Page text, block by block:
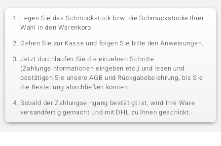
Legen Sie das Schmuckstück bzw. die Schmuckstücke Ihrer
Wahl in den Warenkorb.
Gehen Sie zur Kasse und folgen Sie bitte den Anweisungen.
Jetzt durchlaufen Sie die einzelnen Schritte
(Zahlungsinformationen eingeben etc.) und lesen und
bestätigen Sie unsere AGB und Rückgabebelehrung, bis Sie
die Bestellung abschließen können.
Sobald der Zahlungseingang bestätigt ist, wird Ihre Ware
versandfertig gemacht und mit DHL zu Ihnen geschickt.